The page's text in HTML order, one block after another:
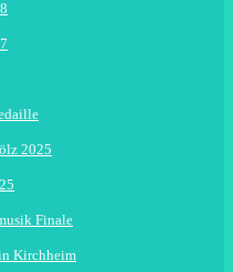
2025
Finale
Kirchheim